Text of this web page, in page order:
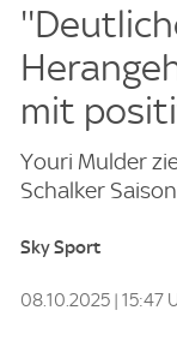
mit
Youri Mulder
Schalker
Sky Sport
08.10.2025 | 15:47